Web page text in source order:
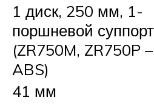
1 диск, 250 мм, 1-
поршневой суппорт
(ZR750M, ZR750P –
ABS)
41 мм